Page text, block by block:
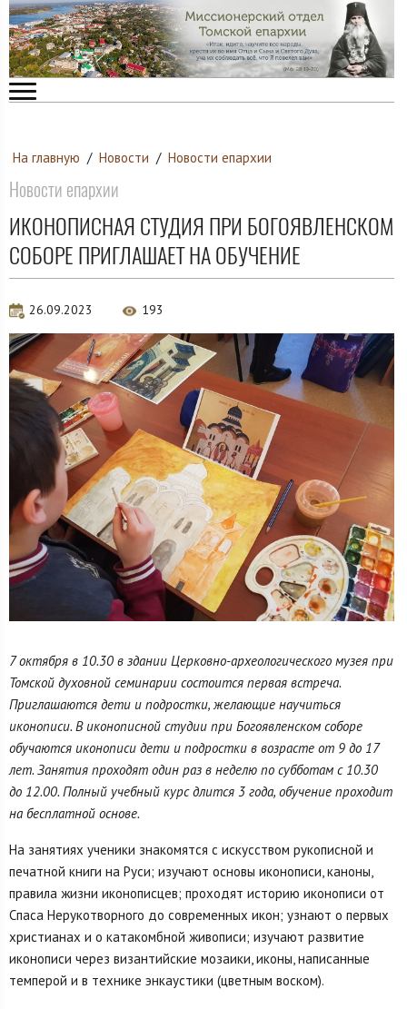
На главную / Новости / Новости епархии
Новости епархии
ИКОНОПИСНАЯ СТУДИЯ ПРИ БОГОЯВЛЕНСКОМ
СОБОРЕ ПРИГЛАШАЕТ НА ОБУЧЕНИЕ
26.09.2023 193
7 октября в 10.30 в здании Церковно-археологического музея при
Томской духовной семинарии состоится первая встреча.
Приглашаются дети и подростки, желающие научиться
иконописи. В иконописной студии при Богоявленском соборе
обучаются иконописи дети и подростки в возрасте от 9 до 17
лет. Занятия проходят один раз в неделю по субботам с 10.30
до 12.00. Полный учебный курс длится 3 года, обучение проходит
на бесплатной основе.
На занятиях ученики знакомятся с искусством рукописной и
печатной книги на Руси; изучают основы иконописи, каноны,
правила жизни иконописцев; проходят историю иконописи от
Спаса Нерукотворного до современных икон; узнают о первых
христианах и о катакомбной живописи; изучают развитие
иконописи через византийские мозаики, иконы, написанные
темперой и в технике энкаустики (цветным воском).